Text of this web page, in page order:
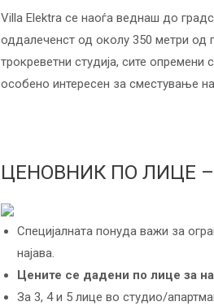
Villa Elektra се наоѓа веднаш до
оддалеченст од околу 350 метри од
трокреветни студија, сите опремени
особено интересен за сместување
ЦЕНОВНИК ПО ЛИЦЕ
Специјалната понуда важи за
најава.
Цените се дадени по лице за
За 3, 4 и 5 лице во студио/